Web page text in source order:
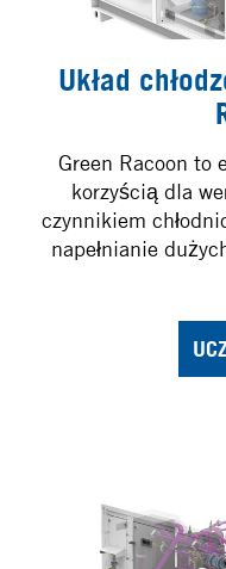
Układ
Green Racoon to
korzyścią dla
czynnikiem
napełnianie